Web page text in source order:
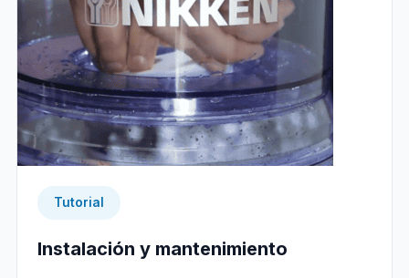
Tutorial
Instalación y mantenimiento